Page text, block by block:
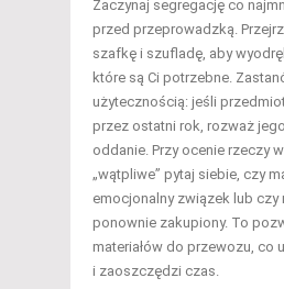
Zaczynaj segregację co
przed przeprowadzką.
szafkę i szufladę, aby
które są Ci potrzebne.
użytecznością: jeśli
przez ostatni rok, rozważ
oddanie. Przy ocenie rzeczy
„wątpliwe” pytaj siebie, czy
emocjonalny związek lub czy
ponownie zakupiony. To
materiałów do przewozu, co
i zaoszczędzi czas.